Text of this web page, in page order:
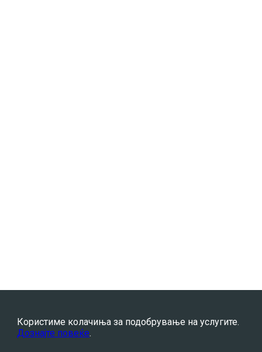
Користиме колачиња за подобрување на услугите.
Дознајте повеќе.